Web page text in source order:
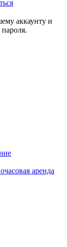
аккаунту и
аренда